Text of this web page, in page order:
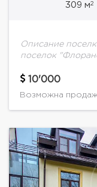
309 м2
Описание
поселок
является одним
10'000
Возможна